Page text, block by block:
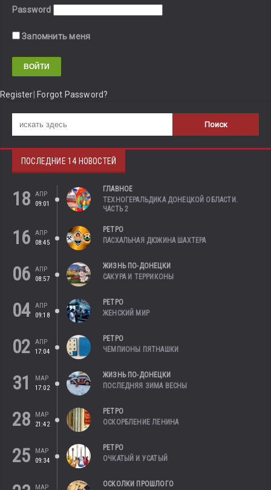
Password
Запомнить меня
Register Forgot Password?
ПОСЛЕДНИЕ 14 НОВОСТЕЙ
18
АПР
09:01
ГЛАВНОЕ
ТЕХНОГЕРАЛЬДИКА ДОНЕЦКОЙ ОБЛАСТИ.
ЧАСТЬ 2
16
АПР
08:45
РЕТРО
ПАСХАЛЬНАЯ ДЮЖИНА ШАХТЕРА
06
АПР
08:57
ЖИЗНЬ ПО-ДОНЕЦКИ
САКУРА И ТЕРРИКОНЫ
04 АПР
09:18
РЕТРО
ЖЕНСКИЙ МИР
02
АПР
17:04
РЕТРО
ЧЕМПИОНЫ ПЯТНАШКИ
31
МАР
17:02
ЖИЗНЬ ПО-ДОНЕЦКИ
ПОСЛЕДНЯЯ ЗИМА ВЕСНЫ
28
МАР
21:42
РЕТРО
ОСКОРБЛЕНИЕ ЛЕНИНА
25
МАР
09:34
РЕТРО
ОЧКАТЫЙ И УСАТЫЙ
МАР
ОСКОЛКИ ПРОШЛОГО